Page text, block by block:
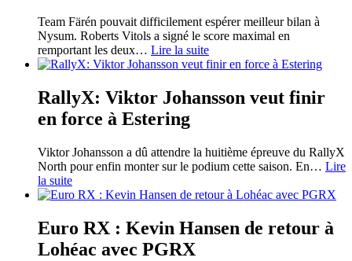
Team Färén pouvait difficilement espérer meilleur bilan à
Nysum. Roberts Vitols a signé le score maximal en
remportant les deux… Lire la suite
RallyX: Viktor Johansson veut finir
en force à Estering
Viktor Johansson a dû attendre la huitième épreuve du RallyX
North pour enfin monter sur le podium cette saison. En… Lire
la suite
Euro RX : Kevin Hansen de retour à
Lohéac avec PGRX